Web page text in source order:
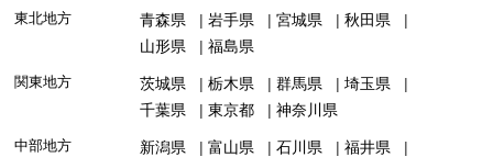
東北地方 青森県 岩手県 宮城県
秋田県
山形県
福島県
関東地方 茨城県 栃木県 群馬県
埼玉県
千葉県
東京都 神奈川県
中部地方 新潟県 富山県 石川県
福井県